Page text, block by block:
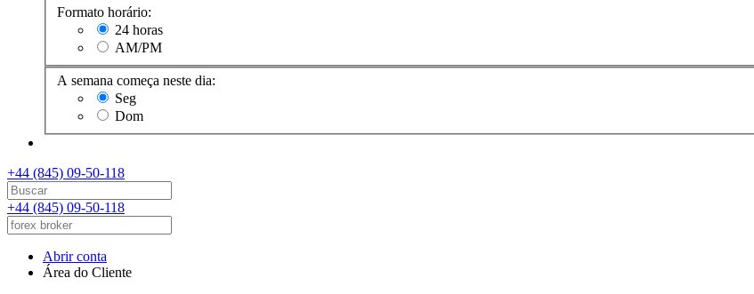
Formato horário:
24 horas
AM/PM
A semana começa neste dia:
Seg
Dom
+44 (845) 09-50-118
+44 (845) 09-50-118
Abrir conta
Área do Cliente